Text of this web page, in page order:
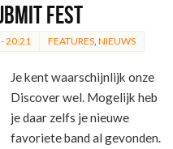
Fest
20:21 FEATURES, NIEUWS
Je kent waarschijnlijk onze
Discover wel. Mogelijk heb
je daar zelfs je nieuwe
favoriete band al gevonden.